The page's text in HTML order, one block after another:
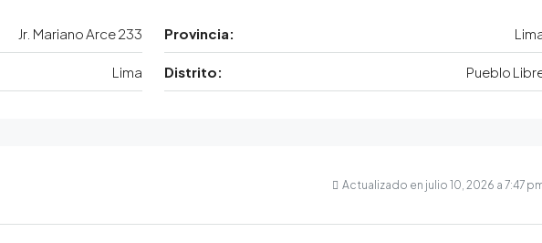
Jr. Mariano Arce 233 Provincia:
Lima Distrito: Pueblo
Actualizado en julio 10, 2026 a 7:47